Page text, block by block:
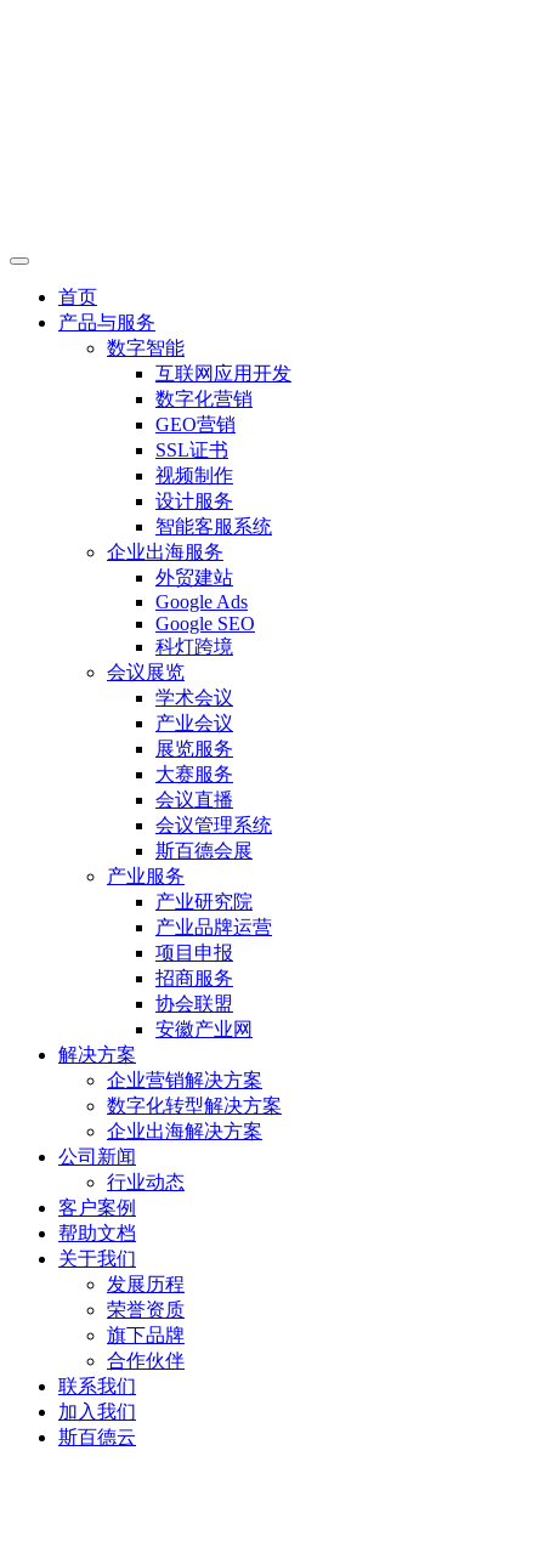
首页
产品与服务
数字智能
互联网应用开发
数字化营销
GEO营销
SSL证书
视频制作
设计服务
智能客服系统
企业出海服务
外贸建站
Google Ads
Google SEO
科灯跨境
会议展览
学术会议
产业会议
展览服务
大赛服务
会议直播
会议管理系统
斯百德会展
产业服务
产业研究院
产业品牌运营
项目申报
招商服务
协会联盟
安徽产业网
解决方案
企业营销解决方案
数字化转型解决方案
企业出海解决方案
公司新闻
行业动态
客户案例
帮助文档
关于我们
发展历程
荣誉资质
旗下品牌
合作伙伴
联系我们
加入我们
斯百德云